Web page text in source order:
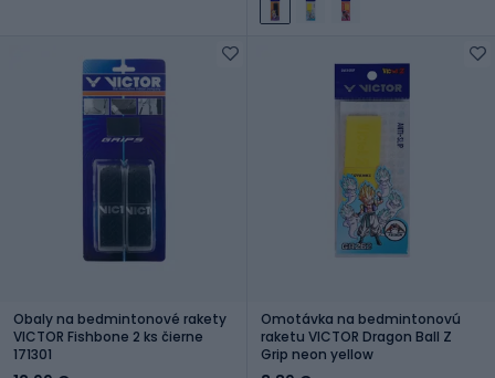
Obaly na bedmintonové rakety
VICTOR Fishbone 2 ks čierne
171301
Omotávka na bedmintonovú
raketu VICTOR Dragon Ball Z
Grip neon yellow